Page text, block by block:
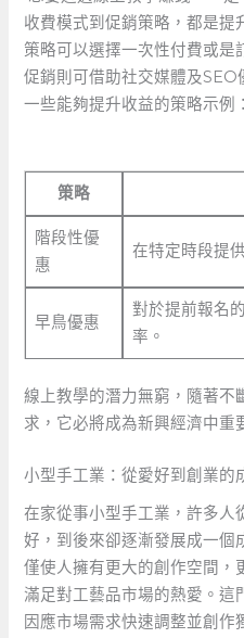
收費模式到促銷策略，都是提
策略可以選擇一次性付費或是
促銷則可借助社交媒體及
一些能夠提升收益的策略示例：
策略
階段性優
惠
在特定時段提
早鳥優惠
對於提前報名
率。
線上教學的潛力無窮，隨著不
求，它必將成為新興經濟中重
小型手工業：從愛好到創業的
在家從事小型手工業，許多人
好，到後來卻逐漸發展成一個
僅使人擁有更大的創作空間，
滿足對工藝品市場的熱愛。這
因應市場需求快速調整並創